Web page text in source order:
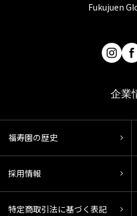
Fukujuen
企業
福寿園の歴史
採用情報
特定商取引法に基づく表記